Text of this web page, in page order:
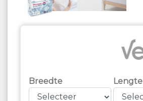
Breedte Lengte